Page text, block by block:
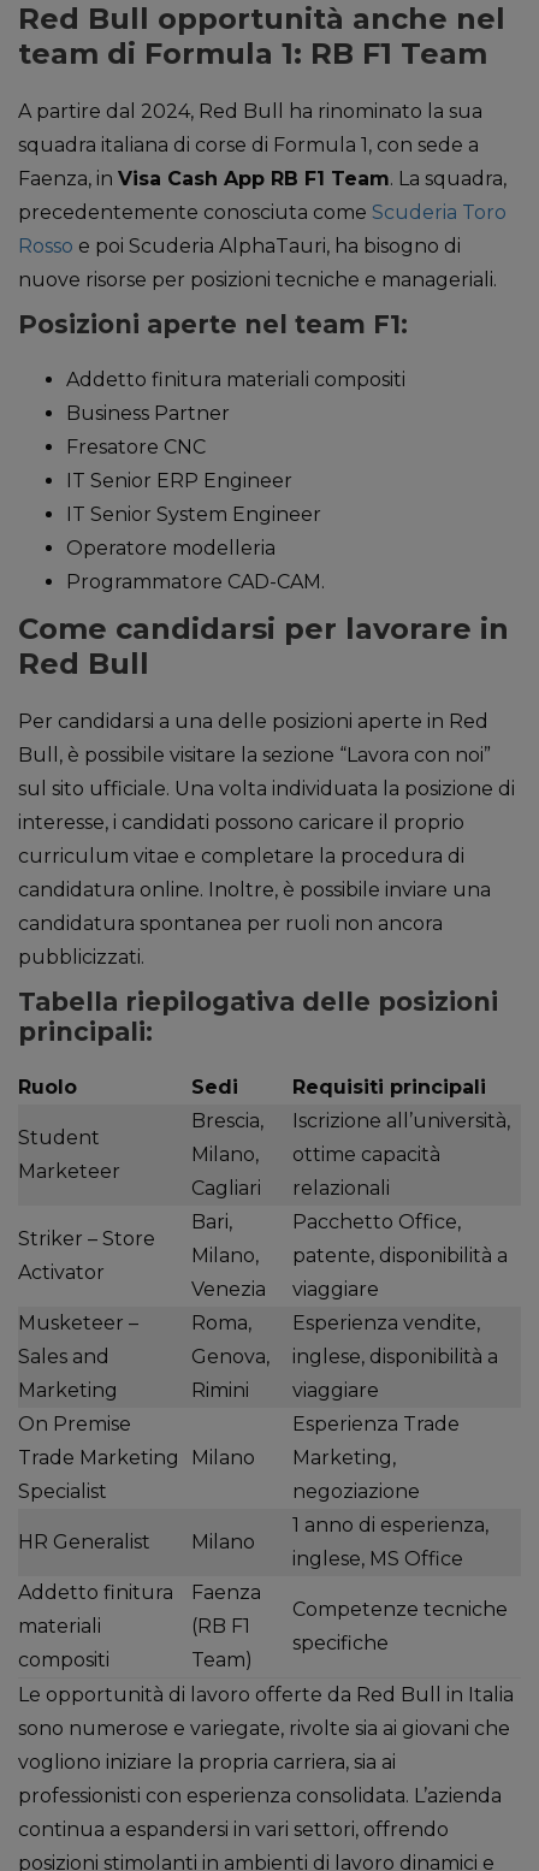
Red Bull opportunità anche nel
team di Formula 1: RB F1 Team
A partire dal 2024, Red Bull ha rinominato la sua
squadra italiana di corse di Formula 1, con sede a
Faenza, in Visa Cash App RB F1 Team. La squadra,
precedentemente conosciuta come Scuderia Toro
Rosso e poi Scuderia AlphaTauri, ha bisogno di
nuove risorse per posizioni tecniche e manageriali.
Posizioni aperte nel team F1:
Addetto finitura materiali compositi
Business Partner
Fresatore CNC
IT Senior ERP Engineer
IT Senior System Engineer
Operatore modelleria
Programmatore CAD-CAM.
Come candidarsi per lavorare in
Red Bull
Per candidarsi a una delle posizioni aperte in Red
Bull, è possibile visitare la sezione “Lavora con noi”
sul sito ufficiale. Una volta individuata la posizione di
interesse, i candidati possono caricare il proprio
curriculum vitae e completare la procedura di
candidatura online. Inoltre, è possibile inviare una
candidatura spontanea per ruoli non ancora
pubblicizzati.
Tabella riepilogativa delle posizioni
principali:
Ruolo Sedi Requisiti principali
Student
Marketeer
Brescia,
Milano,
Cagliari
Iscrizione all’università,
ottime capacità
relazionali
Striker – Store
Activator
Bari,
Milano,
Venezia
Pacchetto Office,
patente, disponibilità a
viaggiare
Musketeer –
Sales and
Marketing
Roma,
Genova,
Rimini
Esperienza vendite,
inglese, disponibilità a
viaggiare
On Premise
Trade Marketing
Specialist
Milano
Esperienza Trade
Marketing,
negoziazione
HR Generalist Milano
1 anno di esperienza,
inglese, MS Office
Addetto finitura
materiali
compositi
Faenza
(RB F1
Team)
Competenze tecniche
specifiche
Le opportunità di lavoro offerte da Red Bull in Italia
sono numerose e variegate, rivolte sia ai giovani che
vogliono iniziare la propria carriera, sia ai
professionisti con esperienza consolidata. L’azienda
continua a espandersi in vari settori, offrendo
posizioni stimolanti in ambienti di lavoro dinamici e